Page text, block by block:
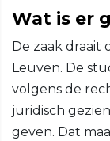
Wat is er
De zaak draait
Leuven. De
volgens de
juridisch
geven. Dat